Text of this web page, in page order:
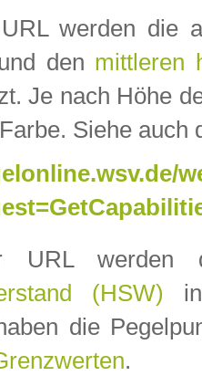
werden die
den mittleren
Je nach Höhe
Siehe auch
URL
(HSW)
die
.